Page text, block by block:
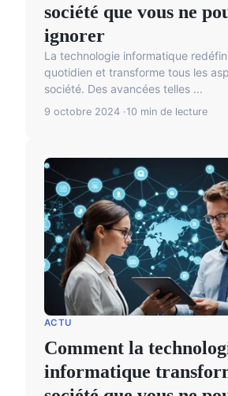
société que vous ne
ignorer
La technologie informatique
quotidien et transforme tous les
société. Des avancées telles ...
9 octobre 2024 10 min de lecture
ACTU
Comment la
informatique